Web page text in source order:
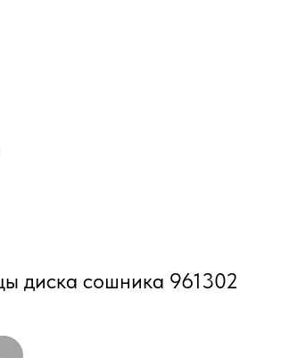
+375 (29)
+375 (33)
адресу 220075, г. Минск,
диска сошника 961302